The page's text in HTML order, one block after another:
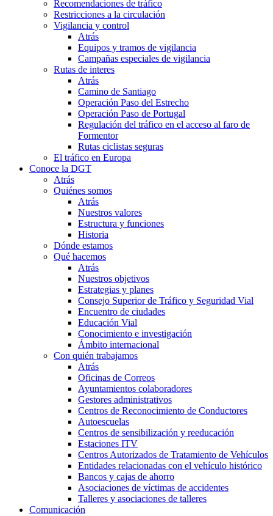
Recomendaciones de tráfico
Restricciones a la circulación
Vigilancia y control
Atrás
Equipos y tramos de vigilancia
Campañas especiales de vigilancia
Rutas de interes
Atrás
Camino de Santiago
Operación Paso del Estrecho
Operación Paso de Portugal
Regulación del tráfico en el acceso al faro de
Formentor
Rutas ciclistas seguras
El tráfico en Europa
Conoce la DGT
Atrás
Quiénes somos
Atrás
Nuestros valores
Estructura y funciones
Historia
Dónde estamos
Qué hacemos
Atrás
Nuestros objetivos
Estrategias y planes
Consejo Superior de Tráfico y Seguridad Vial
Encuentro de ciudades
Educación Vial
Conocimiento e investigación
Ámbito internacional
Con quién trabajamos
Atrás
Oficinas de Correos
Ayuntamientos colaboradores
Gestores administrativos
Centros de Reconocimiento de Conductores
Autoescuelas
Centros de sensibilización y reeducación
Estaciones ITV
Centros Autorizados de Tratamiento de Vehículos
Entidades relacionadas con el vehículo histórico
Bancos y cajas de ahorro
Asociaciones de víctimas de accidentes
Talleres y asociaciones de talleres
Comunicación